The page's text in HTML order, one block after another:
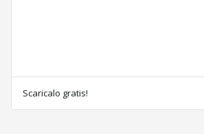
Scaricalo gratis!